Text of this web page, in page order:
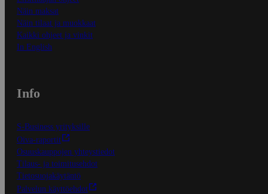
Näin maksat
Näin tilaat ja muokkaat
Kaikki ohjeet ja vinkit
In English
Info
S-Business yrityksille
Oiva-raportit
Osuuskauppojen yhteystiedot
Tilaus- ja toimitusehdot
Tietosuojakäytäntö
Palvelun käyttöehdot